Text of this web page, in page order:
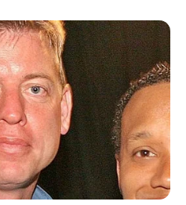
Rendőrségre – ez
lehetett -, hogy
és megtudjam, mi történt
el onnan.
különböző indokokkal